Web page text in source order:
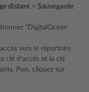
distant > Sauvegarde
“DigitalOcean
vers le répertoire
clé d’accès et la clé
Puis, cliquez sur